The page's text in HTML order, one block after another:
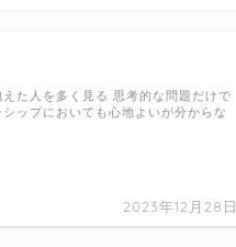
2023年12月28日
た人を多く見る 思考的な問題だけで
ップにおいても心地よいが分からな